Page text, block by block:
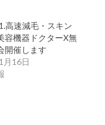
高速減毛・スキン
容機器ドクターX無
開催します
月16日